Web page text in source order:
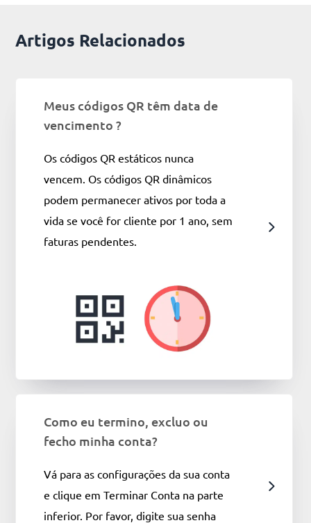
Artigos Relacionados
Meus códigos QR têm data de
vencimento ?
Os códigos QR estáticos nunca
vencem. Os códigos QR dinâmicos
podem permanecer ativos por toda a
vida se você for cliente por 1 ano, sem
faturas pendentes.
Como eu termino, excluo ou
fecho minha conta?
Vá para as configurações da sua conta
e clique em Terminar Conta na parte
inferior. Por favor, digite sua senha